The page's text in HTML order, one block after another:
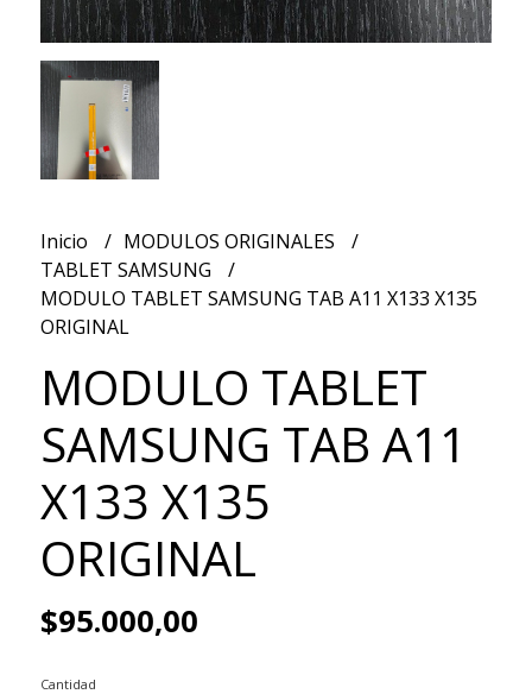
Inicio
MODULOS ORIGINALES
TABLET SAMSUNG
MODULO TABLET SAMSUNG TAB A11 X133 X135
ORIGINAL
MODULO TABLET
SAMSUNG TAB A11
X133 X135
ORIGINAL
$95.000,00
Cantidad